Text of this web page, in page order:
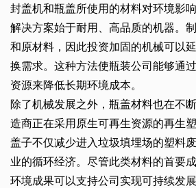
封盖机和瓶盖所使用的材料对环境影
解决方案始于耐用、高品质的机器。
和原材料，因此投资加固的机械可以
换需求。这种方法使瓶装公司能够通
资源来降低长期环境成本。
除了机械发展之外，瓶盖材料也在不
造商正在采用原生可再生资源的再生
盖子不仅减少进入垃圾填埋场的塑料
业的循环经济。尽管此类材料的首要
环境成果可以支持公司实现可持续发展